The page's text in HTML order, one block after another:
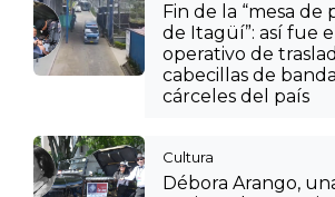
Fin de la “mesa de
de Itagüí”: así fue
operativo de
cabecillas de
cárceles del país
Cultura
Débora Arango,